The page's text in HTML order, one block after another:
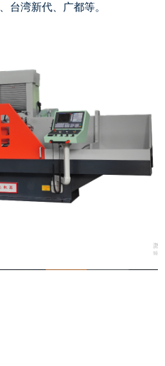
台湾新代、广都等。